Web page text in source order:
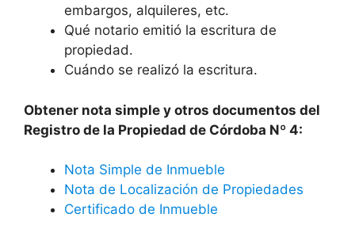
embargos, alquileres, etc.
Qué notario emitió la escritura de
propiedad.
Cuándo se realizó la escritura.
Obtener nota simple y otros documentos del
Registro de la Propiedad de Córdoba Nº 4:
Nota Simple de Inmueble
Nota de Localización de Propiedades
Certificado de Inmueble